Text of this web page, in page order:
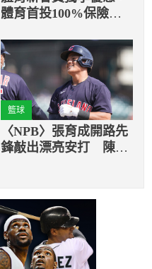
體育首投100%保險返
籃球
〈NPB〉張育成開路先
鋒敲出漂亮安打 陳聖